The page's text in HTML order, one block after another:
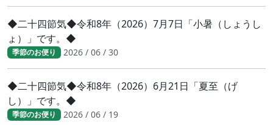
◆二十四節気◆令和8年（2026）7月7日「小暑（しょうし
ょ）」です。◆
季節のお便り 2026 / 06 / 30
◆二十四節気◆令和8年（2026）6月21日「夏至（げ
し）」です。◆
季節のお便り 2026 / 06 / 19